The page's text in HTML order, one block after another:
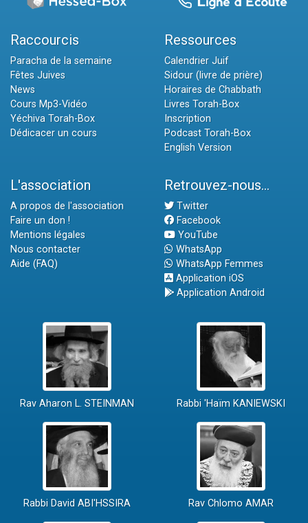
Raccourcis
Paracha de la semaine
Fêtes Juives
News
Cours Mp3-Vidéo
Yéchiva Torah-Box
Dédicacer un cours
Ressources
Calendrier Juif
Sidour (livre de prière)
Horaires de Chabbath
Livres Torah-Box
Inscription
Podcast Torah-Box
English Version
L'association
A propos de l'association
Faire un don !
Mentions légales
Nous contacter
Aide (FAQ)
Retrouvez-nous...
Twitter
Facebook
YouTube
WhatsApp
WhatsApp Femmes
Application iOS
Application Android
Rav Aharon L. STEINMAN Rabbi 'Haïm KANIEWSKI
Rabbi David ABI'HSSIRA Rav Chlomo AMAR